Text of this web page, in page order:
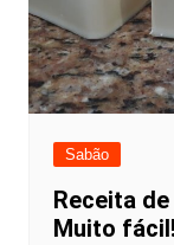
Sabão
Receita
Muito fácil!